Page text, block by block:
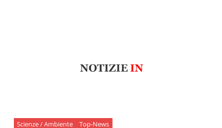
Scienze / Ambiente Top-News